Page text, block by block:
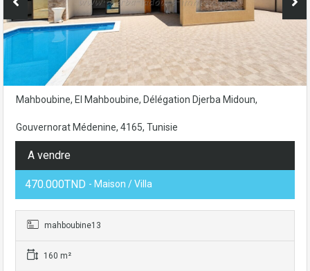
Mahboubine, El Mahboubine, Délégation Djerba Midoun,
Gouvernorat Médenine, 4165, Tunisie
A vendre
470.000TND - Maison / Villa
mahboubine13
160 m²